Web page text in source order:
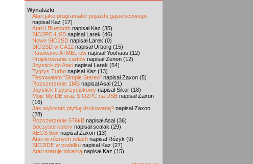
Wynalazki
Atari jako programator pojazdu gąsienicowego
napisał Kaz (17)
Atari i Bluetooth napisał Kaz (35)
SIO2PC-USB napisał Larek (46)
Nowe SIO2SD napisał Larek (0)
SIO2SD w CA12 napisał Urborg (15)
Ratowanie ATMEL-ów napisał Yoohaas (12)
Projektowanie cartów napisał Zenon (12)
Joystick do Atari napisał Larek (54)
Tygrys Turbo napisał Kaz (13)
Testowałem "Simple Stereo" napisał Zaxon (5)
Rozszerzenie 1MB napisał Asal (21)
Joystick trzyprzyciskowy napisał Sikor (18)
Moje MyIDE oraz SIO2PC na USB napisał Zaxon
(16)
Jak wykonać płytkę drukowaną? napisał Zaxon
(28)
Rozszerzenie 576kB napisał Asal (36)
Soczyste kolory napisał scalak (29)
XEGS Box napisał Zaxon (13)
Atari w różnych rolach napisał Różyk (9)
SIO2IDE w pudełku napisał Kaz (27)
Atari steruje tokarką napisał Kaz (15)